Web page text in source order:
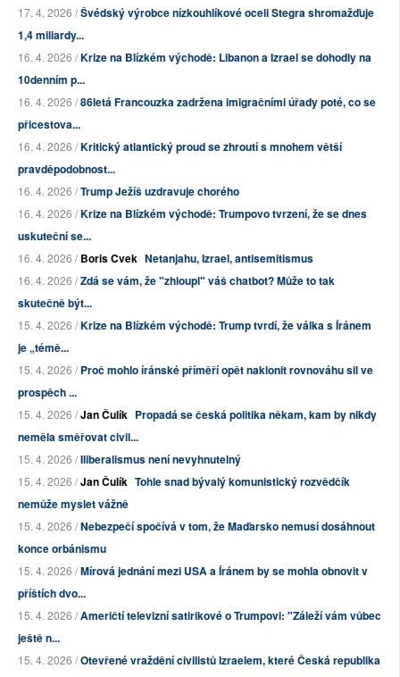
17. 4. 2026 /Švédský výrobce nízkouhlíkové oceli Stegra shromažďuje
1,4 miliardy...
16. 4. 2026 /Krize na Blízkém východě: Libanon a Izrael se dohodly na
10denním p...
16. 4. 2026 /86letá Francouzka zadržena imigračními úřady poté, co se
přicestova...
16. 4. 2026 /Kritický atlantický proud se zhroutí s mnohem větší
pravděpodobnost...
16. 4. 2026 /Trump Ježíš uzdravuje chorého
16. 4. 2026 /Krize na Blízkém východě: Trumpovo tvrzení, že se dnes
uskuteční se...
16. 4. 2026 /Boris Cvek Netanjahu, Izrael, antisemitismus
16. 4. 2026 /Zdá se vám, že "zhloupl" váš chatbot? Může to tak
skutečně být...
15. 4. 2026 /Krize na Blízkém východě: Trump tvrdí, že válka s Íránem
je „témě...
15. 4. 2026 /Proč mohlo íránské příměří opět naklonit rovnováhu sil ve
prospěch ...
15. 4. 2026 /Jan Čulík Propadá se česká politika někam, kam by nikdy
neměla směřovat civil...
15. 4. 2026 /Iliberalismus není nevyhnutelný
15. 4. 2026 /Jan Čulík Tohle snad bývalý komunistický rozvědčík
nemůže myslet vážně
15. 4. 2026 /Nebezpečí spočívá v tom, že Maďarsko nemusí dosáhnout
konce orbánismu
15. 4. 2026 /Mírová jednání mezi USA a Íránem by se mohla obnovit v
příštích dvo...
15. 4. 2026 /Američtí televizní satirikové o Trumpovi: "Záleží vám vůbec
ještě n...
15. 4. 2026 /Otevřené vraždění civilistů Izraelem, které Česká republika